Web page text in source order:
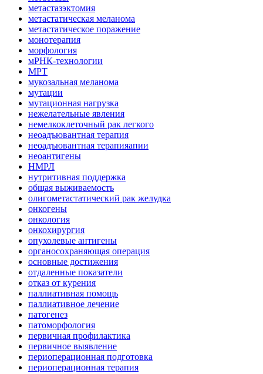
метастазэктомия
метастатическая меланома
метастатическое поражение
монотерапия
морфология
мРНК-технологии
МРТ
мукозальная меланома
мутации
мутационная нагрузка
нежелательные явления
немелкоклеточный рак легкого
неоадъювантная терапия
неоадъювантная терапияапии
неоантигены
НМРЛ
нутритивная поддержка
общая выживаемость
олигометастатический рак желудка
онкогены
онкология
онкохирургия
опухолевые антигены
органосохраняющая операция
основные достижения
отдаленные показатели
отказ от курения
паллиативная помощь
паллиативное лечение
патогенез
патоморфология
первичная профилактика
первичное выявление
периоперационная подготовка
периоперационная терапия